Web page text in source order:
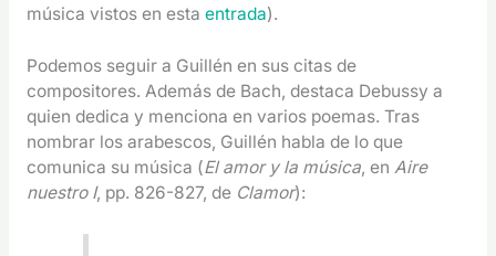
música vistos en esta entrada).
Podemos seguir a Guillén en sus citas de
compositores. Además de Bach, destaca Debussy a
quien dedica y menciona en varios poemas. Tras
nombrar los arabescos, Guillén habla de lo que
comunica su música (El amor y la música, en Aire
nuestro I, pp. 826-827, de Clamor):